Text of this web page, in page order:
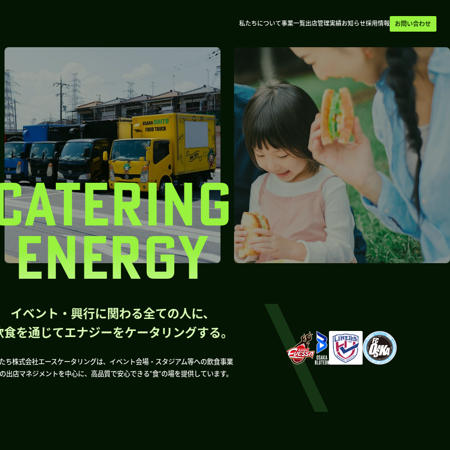
私たちについて事業一覧出店管理実績お知らせ採用情報 お問い合わせ
ENERGY
イベント・興行に関わる全ての人に、
食を通じてエナジーをケータリングする。
ち株式会社エースケータリングは、イベント会場・スタジアム等への飲食事業
出店マネジメントを中心に、高品質で安心できる”食”の場を提供しています。